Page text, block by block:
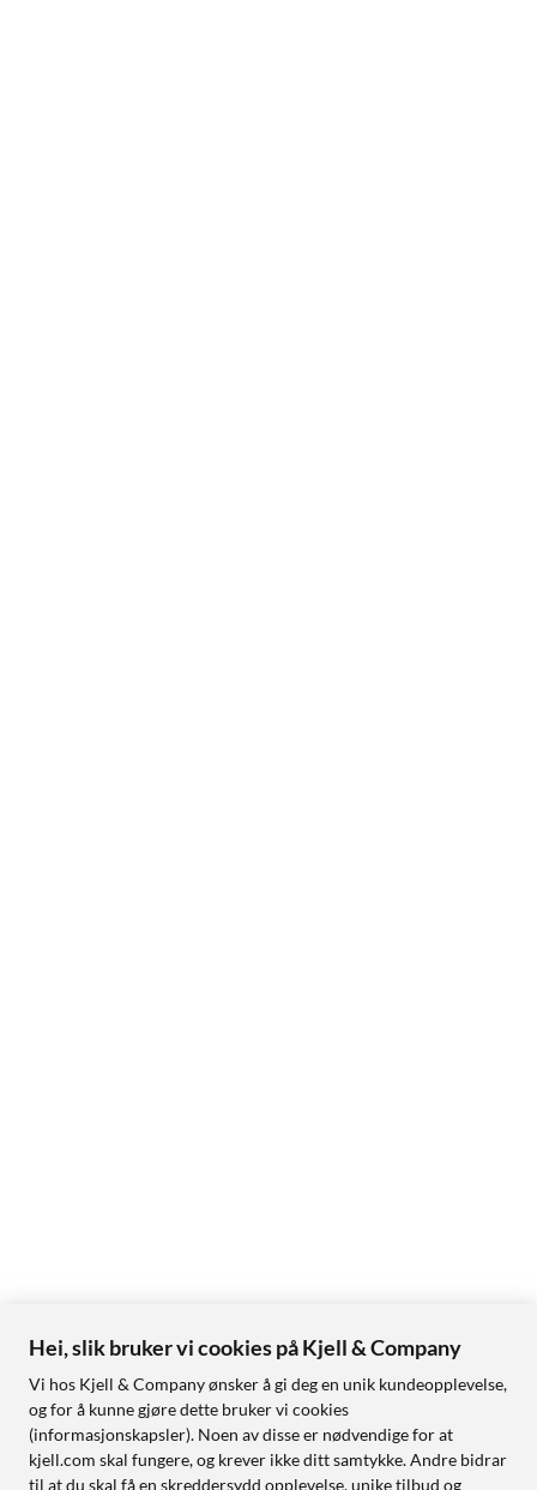
Hei, slik bruker vi cookies på Kjell & Company
Vi hos Kjell & Company ønsker å gi deg en unik kundeopplevelse,
og for å kunne gjøre dette bruker vi cookies
(informasjonskapsler). Noen av disse er nødvendige for at
kjell.com skal fungere, og krever ikke ditt samtykke. Andre bidrar
til at du skal få en skreddersydd opplevelse, unike tilbud og